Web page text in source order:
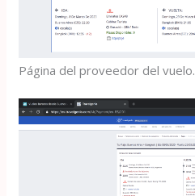
Página del proveedor del vuelo.